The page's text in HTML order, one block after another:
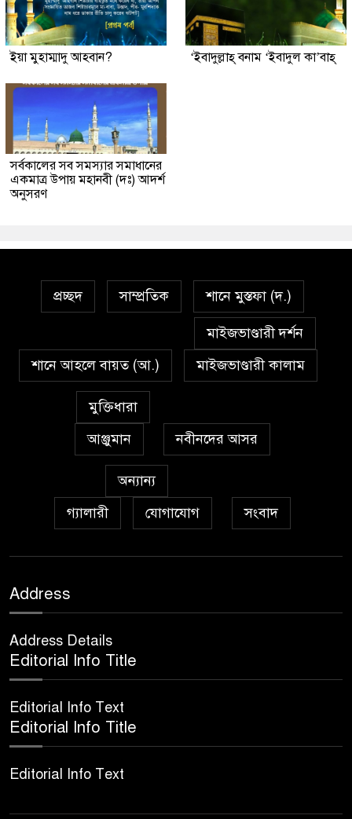
ইয়া মুহাম্মাদু আহবান? ‘ইবাদুল্লাহ্ বনাম ‘ইবাদুল কা’বাহ্
সর্বকালের সব সমস্যার সমাধানের
একমাত্র উপায় মহানবী (দঃ) আদর্শ
অনুসরণ
প্রচ্ছদ সাম্প্রতিক শানে মুস্তফা (দ.)
শানে আহলে বায়ত (আ.)
মাইজভাণ্ডারী দর্শন
মাইজভাণ্ডারী কালাম
মুক্তিধারা
আঞ্জুমান
নবীনদের আসর
অন্যান্য
গ্যালারী
যোগাযোগ সংবাদ
Address
Address Details
Editorial Info Title
Editorial Info Text
Editorial Info Title
Editorial Info Text